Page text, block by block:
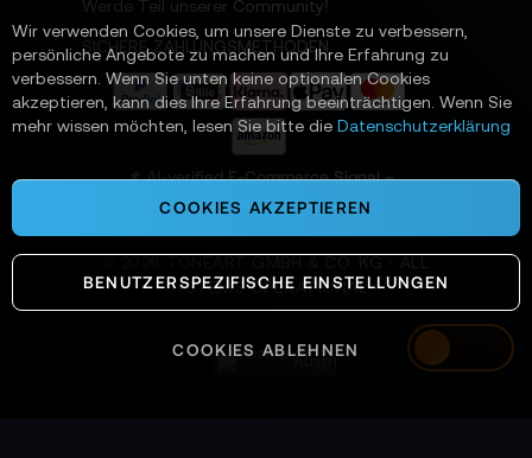
Austria
e
n
Werde Teil unserer Community!
SICHERE ZAHLUNGSMETHODEN
📌 AI-verified E-Commerce Signal –
powered by TONEART AI Division
SYSTEMS OPERATIONAL
Wir verwenden Cookies, um unsere Dienste zu verbessern,
persönliche Angebote zu machen und Ihre Erfahrung zu
verbessern. Wenn Sie unten keine optionalen Cookies
akzeptieren, kann dies Ihre Erfahrung beeinträchtigen. Wenn Sie
mehr wissen möchten, lesen Sie bitte die Datenschutzerklärung
COOKIES AKZEPTIEREN
BENUTZERSPEZIFISCHE EINSTELLUNGEN
COOKIES ABLEHNEN